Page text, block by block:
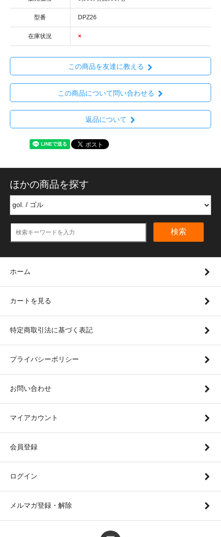
型番 DPZ26
在庫状況 ×
この商品を友達に教える
この商品について問い合わせる
返品について
ほかの商品を探す
検索
ホーム
カートを見る
特定商取引法に基づく表記
プライバシーポリシー
お問い合わせ
マイアカウント
会員登録
ログイン
メルマガ登録・解除